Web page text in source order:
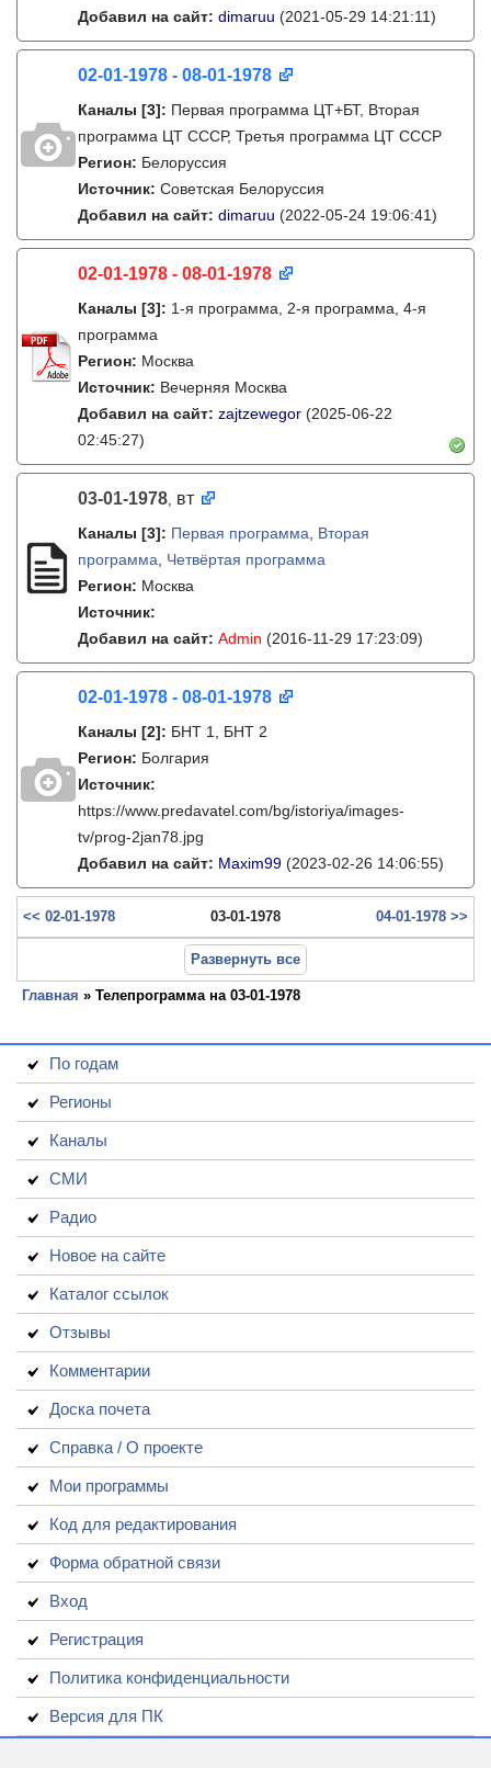
Добавил на сайт: dimaruu (2021-05-29 14:21:11)
02-01-1978 - 08-01-1978
Каналы [3]: Первая программа ЦТ+БТ, Вторая
программа ЦТ ССCР, Третья программа ЦТ ССCР
Регион: Белоруссия
Источник: Советская Белоруссия
Добавил на сайт: dimaruu (2022-05-24 19:06:41)
02-01-1978 - 08-01-1978
Каналы [3]: 1-я программа, 2-я программа, 4-я
программа
Регион: Москва
Источник: Вечерняя Москва
Добавил на сайт: zajtzewegor (2025-06-22
02:45:27)
03-01-1978, вт
Каналы [3]: Первая программа
Вторая
программа
Четвёртая программа
Регион: Москва
Источник:
Добавил на сайт: Admin (2016-11-29 17:23:09)
02-01-1978 - 08-01-1978
Каналы [2]: БНТ 1, БНТ 2
Регион: Болгария
Источник:
https://www.predavatel.com/bg/istoriya/images-
tv/prog-2jan78.jpg
Добавил на сайт: Maxim99 (2023-02-26 14:06:55)
<< 02-01-1978 03-01-1978 04-01-1978 >>
Развернуть все
Главная » Телепрограмма на 03-01-1978
По годам
Регионы
Каналы
СМИ
Радио
Новое на сайте
Каталог ссылок
Отзывы
Комментарии
Доска почета
Справка / О проекте
Мои программы
Код для редактирования
Форма обратной связи
Вход
Регистрация
Политика конфиденциальности
Версия для ПК